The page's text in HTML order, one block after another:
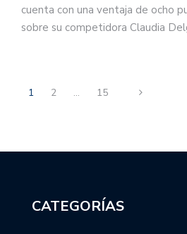
cuenta con una ventaja de ocho
sobre su competidora Claudia
1 2 … 15
CATEGORÍAS